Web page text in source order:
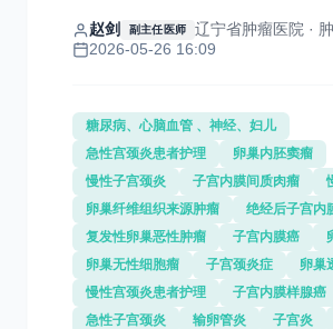
赵剑 副主任医师
辽宁省肿瘤医院 ·
2026-05-26 16:09
糖尿病、心脑血管 、神经、妇儿
急性宫颈炎患者护理
卵巢内胚窦瘤
慢性子宫颈炎
子宫内膜间质肉瘤
卵巢纤维组织来源肿瘤
绝经后子宫内
复发性卵巢恶性肿瘤
子宫内膜癌
卵巢无性细胞瘤
子宫颈炎症
卵巢
慢性宫颈炎患者护理
子宫内膜样腺癌
急性子宫颈炎
输卵管炎 子宫炎